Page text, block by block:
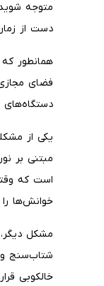
متوجه
دست از
همانطور
فضای
یکی از
است که
خوانش‌ها
مشکل
شتاب‌سنج و
خالکوبی